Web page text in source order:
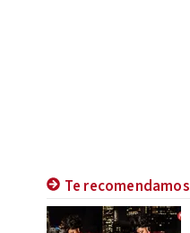
Te recomendamos